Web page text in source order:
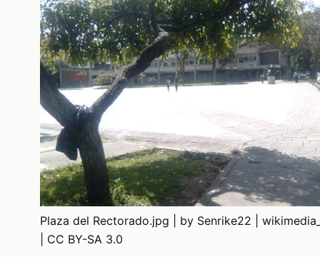
Plaza del Rectorado.jpg | by Senrike22 |
| CC BY-SA 3.0